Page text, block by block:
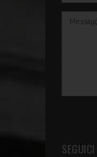
SEGUICI